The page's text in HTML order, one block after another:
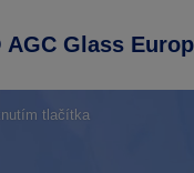
AGC Glass
tlačítka